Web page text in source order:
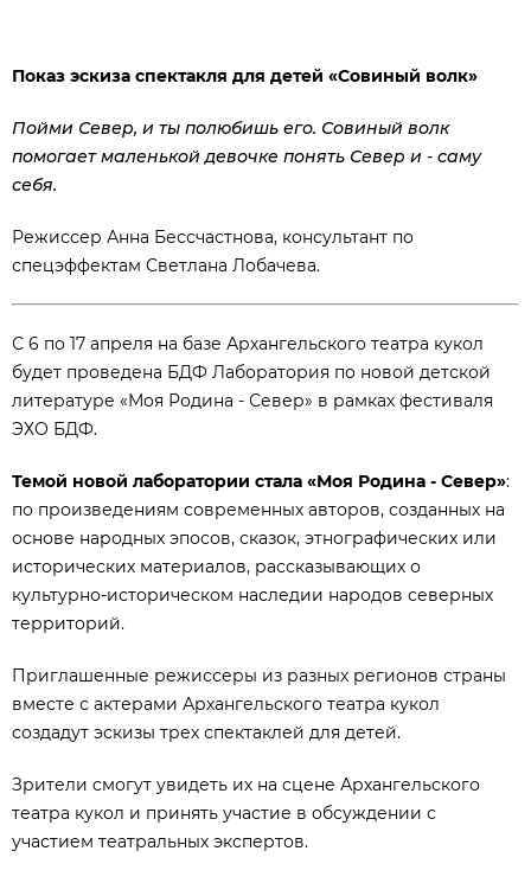
Показ эскиза спектакля для детей «Совиный волк»
Пойми Север, и ты полюбишь его. Совиный волк
помогает маленькой девочке понять Север и - саму
себя.
Режиссер Анна Бессчастнова, консультант по
спецэффектам Светлана Лобачева.
С 6 по 17 апреля на базе Архангельского театра кукол
будет проведена БДФ Лаборатория по новой детской
литературе «Моя Родина - Север» в рамках фестиваля
ЭХО БДФ.
Темой новой лаборатории стала «Моя Родина - Север»:
по произведениям современных авторов, созданных на
основе народных эпосов, сказок, этнографических или
исторических материалов, рассказывающих о
культурно-историческом наследии народов северных
территорий.
Приглашенные режиссеры из разных регионов страны
вместе с актерами Архангельского театра кукол
создадут эскизы трех спектаклей для детей.
Зрители смогут увидеть их на сцене Архангельского
театра кукол и принять участие в обсуждении с
участием театральных экспертов.